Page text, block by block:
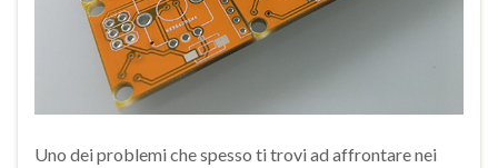
Uno dei problemi che spesso ti trovi ad affrontare nei